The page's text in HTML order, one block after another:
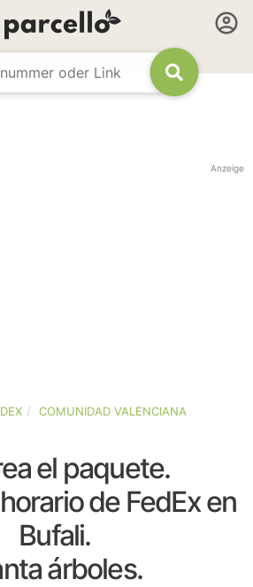
Anzeige
COMUNIDAD VALENCIANA
el paquete.
de FedEx en
Bufali.
árboles.